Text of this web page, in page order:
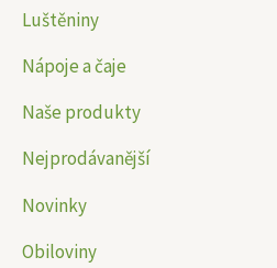
Luštěniny
Nápoje a čaje
Naše produkty
Nejprodávanější
Novinky
Obiloviny